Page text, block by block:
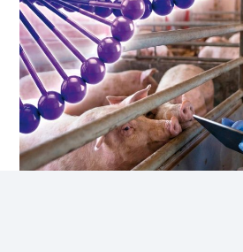
R$ 147,74
cx
Ovo Vermelho - Regional
Recife (PE)
R$ 157,72
cx